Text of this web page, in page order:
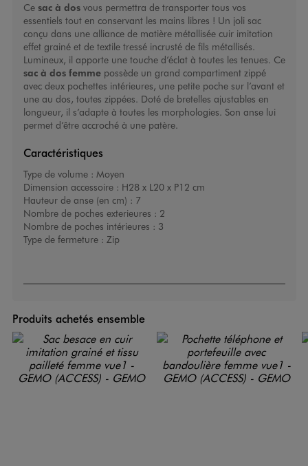
Ce sac à dosvous permettra de transporter tous vos
essentiels tout en conservant les mains libres ! Un joli sac
conçu dans une alliance de matière métallisée cuir imitation
effet grainé et de textile tressé incrusté de fils métallisés.
Lumineux, il apporte une touche d’éclat à toutes les tenues. Ce
sac à dos femmepossède un grand compartiment zippé
avec deux pochettes intérieures, une petite poche sur l’avant et
une au dos, toutes zippées. Doté de bretelles ajustables en
longueur, il s’adapte à toutes les morphologies. Son anse lui
permet d’être accroché à une patère.
Caractéristiques
Type de volume : Moyen
Dimension accessoire : H28 x L20 x P12 cm
Hauteur de anse (en cm) : 7
Nombre de poches exterieures : 2
Nombre de poches intérieures : 3
Type de fermeture : Zip
Produits achetés ensemble